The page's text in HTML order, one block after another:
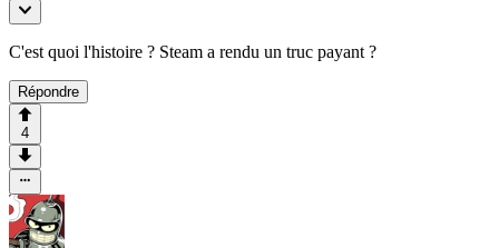
C'est quoi l'histoire ? Steam a rendu un truc payant ?
Répondre
4